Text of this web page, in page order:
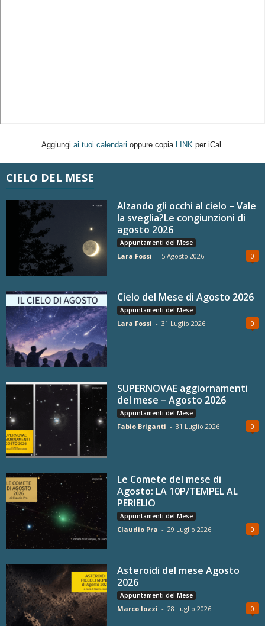
Aggiungi ai tuoi calendari oppure copia LINK per iCal
CIELO DEL MESE
Alzando gli occhi al cielo – Vale
la sveglia?Le congiunzioni di
agosto 2026
Appuntamenti del Mese
Lara Fossi - 5 Agosto 2026 0
Cielo del Mese di Agosto 2026
Appuntamenti del Mese
Lara Fossi - 31 Luglio 2026 0
SUPERNOVAE aggiornamenti
del mese – Agosto 2026
Appuntamenti del Mese
Fabio Briganti - 31 Luglio 2026 0
Le Comete del mese di
Agosto: LA 10P/TEMPEL AL
PERIELIO
Appuntamenti del Mese
Claudio Pra - 29 Luglio 2026 0
Asteroidi del mese Agosto
2026
Appuntamenti del Mese
Marco Iozzi - 28 Luglio 2026 0